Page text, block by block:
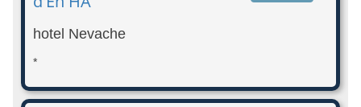
hotel Nevache
*